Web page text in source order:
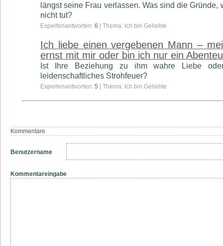
längst seine Frau verlassen. Was sind die Gründe,
nicht tut?
Expertenantworten: 6 | Thema: Ich bin Geliebte
Ich liebe einen vergebenen Mann –
ernst mit mir oder bin ich nur ein
Ist Ihre Beziehung zu ihm wahre Liebe
leidenschaftliches Strohfeuer?
Expertenantworten: 5 | Thema: Ich bin Geliebte
Kommentare
Benutzername
Kommentareingabe